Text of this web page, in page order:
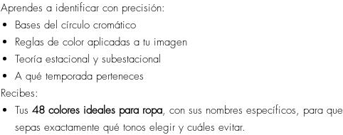
Aprendes a identificar con precisión:
Bases del círculo cromático
Reglas de color aplicadas a tu imagen
Teoría estacional y subestacional
A qué temporada perteneces
Recibes:
Tus 48 colores ideales para ropa, con sus nombres específicos, para que
sepas exactamente qué tonos elegir y cuáles evitar.